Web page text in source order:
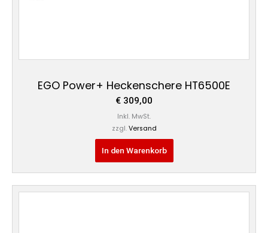
EGO Power+ Heckenschere HT6500E
€ 309,00
Inkl. MwSt.
zzgl. Versand
In den Warenkorb